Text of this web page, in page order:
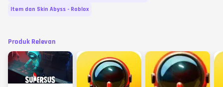
Item dan Skin Abyss - Roblox
Produk Relevan